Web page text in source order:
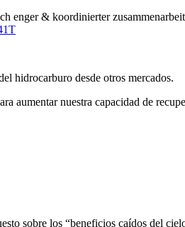
enger & koordinierter
hidrocarburo desde otros mercados.
aumentar nuestra capacidad de
sobre los “beneficios caídos del